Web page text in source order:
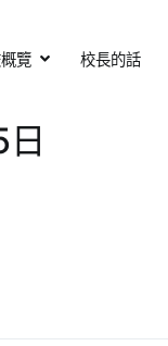
覽 校長的話